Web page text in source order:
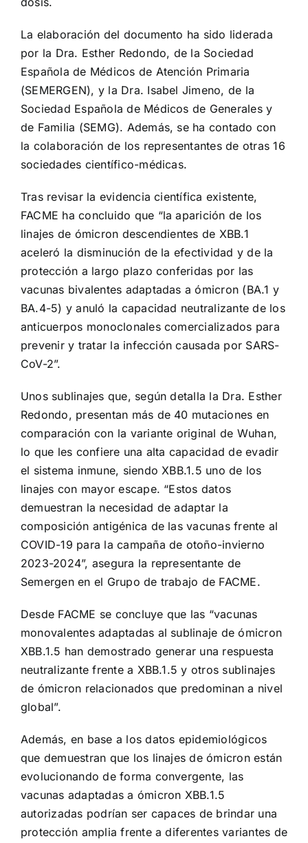
La elaboración del documento ha sido liderada
por la Dra. Esther Redondo, de la Sociedad
Española de Médicos de Atención Primaria
(SEMERGEN), y la Dra. Isabel Jimeno, de la
Sociedad Española de Médicos de Generales y
de Familia (SEMG). Además, se ha contado con
la colaboración de los representantes de otras 16
sociedades científico-médicas.
Tras revisar la evidencia científica existente,
FACME ha concluido que “la aparición de los
linajes de ómicron descendientes de XBB.1
aceleró la disminución de la efectividad y de la
protección a largo plazo conferidas por las
vacunas bivalentes adaptadas a ómicron (BA.1 y
BA.4-5) y anuló la capacidad neutralizante de los
anticuerpos monoclonales comercializados para
prevenir y tratar la infección causada por SARS-
CoV-2”.
Unos sublinajes que, según detalla la Dra. Esther
Redondo, presentan más de 40 mutaciones en
comparación con la variante original de Wuhan,
lo que les confiere una alta capacidad de evadir
el sistema inmune, siendo XBB.1.5 uno de los
linajes con mayor escape. “Estos datos
demuestran la necesidad de adaptar la
composición antigénica de las vacunas frente al
COVID-19 para la campaña de otoño-invierno
2023-2024”, asegura la representante de
Semergen en el Grupo de trabajo de FACME.
Desde FACME se concluye que las “vacunas
monovalentes adaptadas al sublinaje de ómicron
XBB.1.5 han demostrado generar una respuesta
neutralizante frente a XBB.1.5 y otros sublinajes
de ómicron relacionados que predominan a nivel
global”.
Además, en base a los datos epidemiológicos
que demuestran que los linajes de ómicron están
evolucionando de forma convergente, las
vacunas adaptadas a ómicron XBB.1.5
autorizadas podrían ser capaces de brindar una
protección amplia frente a diferentes variantes de